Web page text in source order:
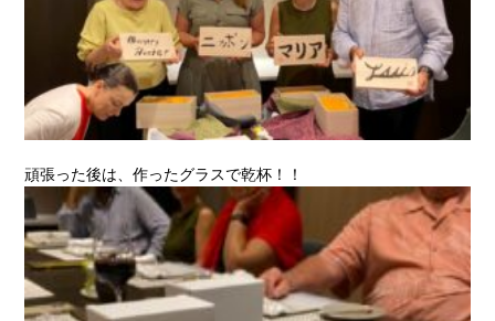
頑張った後は、作ったグラスで乾杯！！